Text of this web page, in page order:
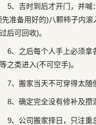
5、吉时到后才开门，并喊
先准备用好的)八颗柿子内
后可回收)。
6、之后每个人手上必须拿
之类进入(不可空手)。
7、搬家当天不可穿得太随
8、确定完全没有修补及攒
9、公司搬家择日，只注重